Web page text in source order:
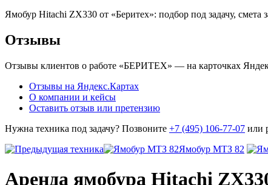
Ямобур Hitachi ZX330 от «Беритех»: подбор под задачу,
Отзывы
Отзывы клиентов о работе «БЕРИТЕХ» — на карточках
Отзывы на Яндекс.Картах
О компании и кейсы
Оставить отзыв или претензию
Нужна техника под задачу? Позвоните +7 (495) 106-77-07 или
Ямобур МТЗ 82
Аренда ямобура Hitachi